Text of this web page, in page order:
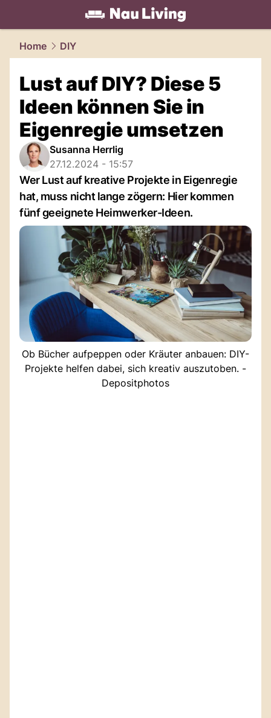
living.NAU.ch
Home DIY
Lust auf DIY? Diese 5
Ideen können Sie in
Eigenregie umsetzen
Susanna Herrlig
27.12.2024 - 15:57
Wer Lust auf kreative Projekte in Eigenregie
hat, muss nicht lange zögern: Hier kommen
fünf geeignete Heimwerker-Ideen.
Ob Bücher aufpeppen oder Kräuter anbauen: DIY-
Projekte helfen dabei, sich kreativ auszutoben. -
Depositphotos